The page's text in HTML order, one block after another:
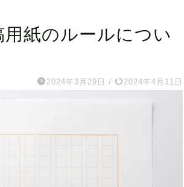
紙のルールについ
2024年3月29日 / 2024年4月11日